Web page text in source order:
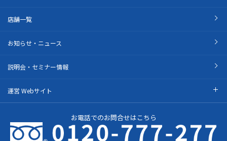
店舗一覧
お知らせ・ニュース
説明会・セミナー情報
運営 Webサイト
お電話でのお問合せはこちら